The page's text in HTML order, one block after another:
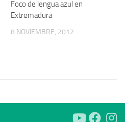
Foco de lengua azul en
Extremadura
8 NOVIEMBRE, 2012